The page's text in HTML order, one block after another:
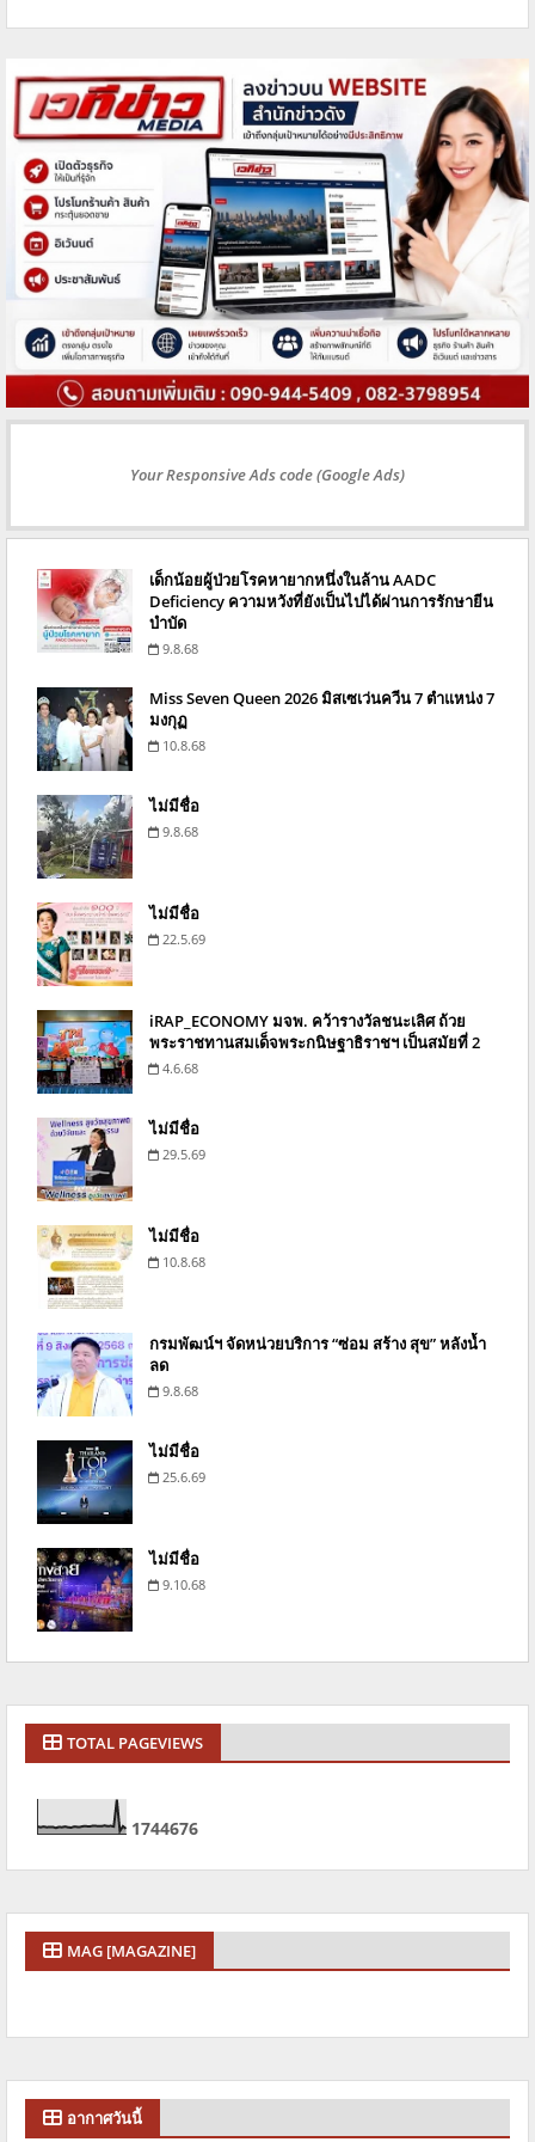
Your Responsive Ads code (Google Ads)
เด็กน้อยผู้ป่วยโรคหายากหนึ่งในล้าน AADC
Deficiency ความหวังที่ยังเป็นไปได้ผ่านการรักษายีน
บำบัด
9.8.68
Miss Seven Queen 2026 มิสเซเว่นควีน 7 ตำแหน่ง 7
มงกุฏ
10.8.68
ไม่มีชื่อ
9.8.68
ไม่มีชื่อ
22.5.69
iRAP_ECONOMY มจพ. คว้ารางวัลชนะเลิศ ถ้วย
พระราชทานสมเด็จพระกนิษฐาธิราชฯ เป็นสมัยที่ 2
4.6.68
ไม่มีชื่อ
29.5.69
ไม่มีชื่อ
10.8.68
กรมพัฒน์ฯ จัดหน่วยบริการ “ซ่อม สร้าง สุข” หลังน้ำ
ลด
9.8.68
ไม่มีชื่อ
25.6.69
ไม่มีชื่อ
9.10.68
TOTAL PAGEVIEWS
1744676
MAG [MAGAZINE]
อากาศวันนี้